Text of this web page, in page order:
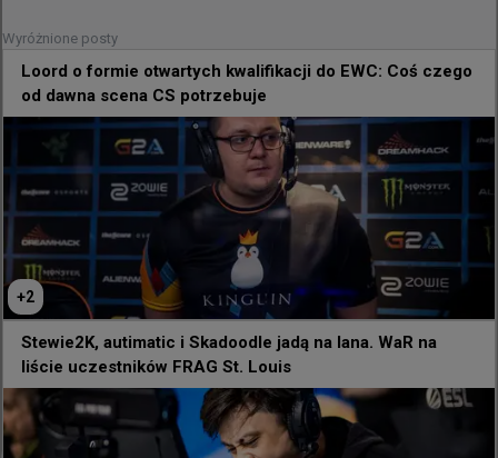
Wyróżnione posty
Loord o formie otwartych kwalifikacji do EWC: Coś czego
od dawna scena CS potrzebuje
+2
Stewie2K, autimatic i Skadoodle jadą na lana. WaR na
liście uczestników FRAG St. Louis